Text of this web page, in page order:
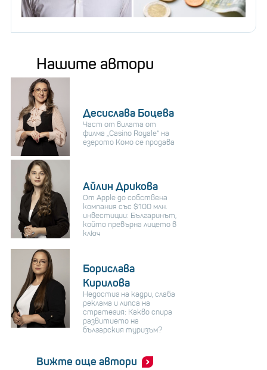
Нашите автори
Десислава Боцева
Част от вилата от
филма „Casino Royale“ на
езерото Комо се продава
Айлин Дрикова
От Apple до собствена
компания със $100 млн.
инвестиции: Българинът,
който превърна лицето в
ключ
Борислава
Кирилова
Недостиг на кадри, слаба
реклама и липса на
стратегия: Какво спира
развитието на
българския туризъм?
Вижте още автори